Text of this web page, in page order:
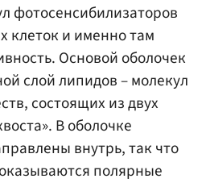
фотосенсибилизаторов
клеток и именно там
Основой оболочек
слой липидов – молекул
состоящих из двух
В оболочке
внутрь, так что
полярные